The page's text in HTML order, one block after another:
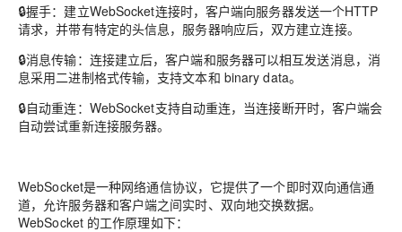
🔒握手：建立WebSocket连接时，客户端向服务器发送一个HTTP
请求，并带有特定的头信息，服务器响应后，双方建立连接。
🔒消息传输：连接建立后，客户端和服务器可以相互发送消息，消
息采用二进制格式传输，支持文本和 binary data。
🔒自动重连：WebSocket支持自动重连，当连接断开时，客户端会
自动尝试重新连接服务器。
WebSocket是一种网络通信协议，它提供了一个即时双向通信通
道，允许服务器和客户端之间实时、双向地交换数据。
WebSocket 的工作原理如下：